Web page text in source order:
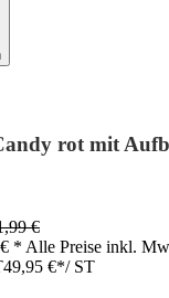
rot mit
€
* Alle Preise inkl.
49,95 €*/ ST